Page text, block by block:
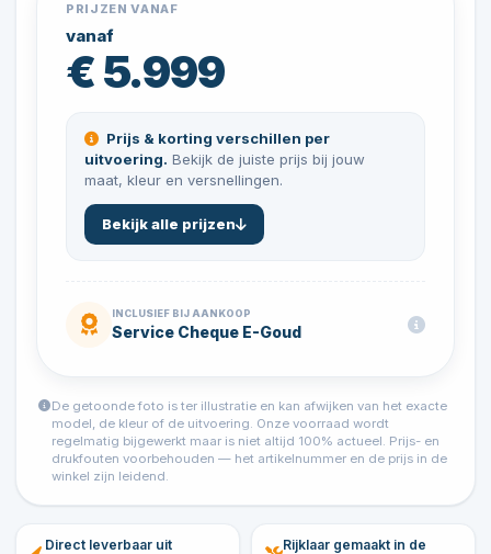
PRIJZEN VANAF
vanaf
€ 5.999
Prijs & korting verschillen per
uitvoering. Bekijk de juiste prijs bij jouw
maat, kleur en versnellingen.
Bekijk alle prijzen
INCLUSIEF BIJ AANKOOP
Service Cheque E-Goud
De getoonde foto is ter illustratie en kan afwijken van het exacte
model, de kleur of de uitvoering. Onze voorraad wordt
regelmatig bijgewerkt maar is niet altijd 100% actueel. Prijs- en
drukfouten voorbehouden — het artikelnummer en de prijs in de
winkel zijn leidend.
Direct leverbaar uit
Rijklaar gemaakt in de